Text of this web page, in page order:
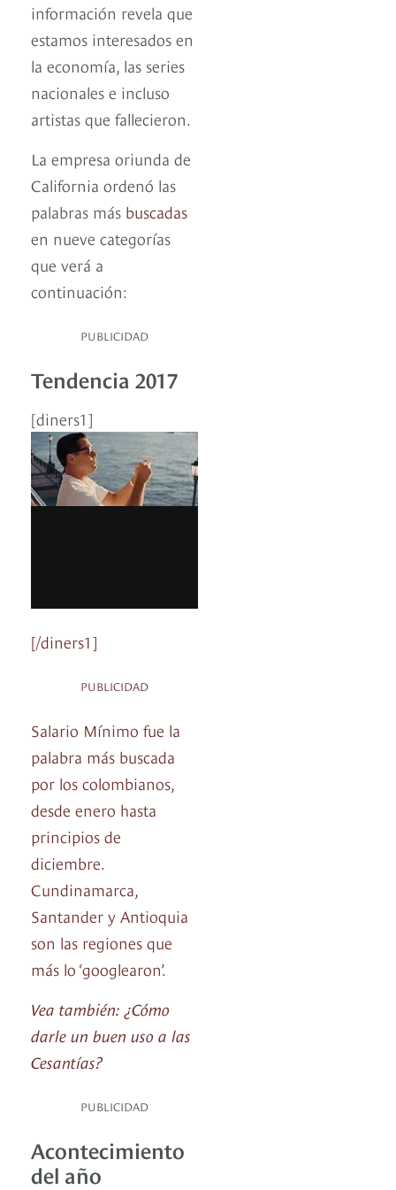
información revela que
estamos interesados en
la economía, las series
nacionales e incluso
artistas que fallecieron.
La empresa oriunda de
California ordenó las
palabras más buscadas
en nueve categorías
que verá a
continuación:
PUBLICIDAD
Tendencia 2017
[diners1]
[/diners1]
PUBLICIDAD
Salario Mínimo fue la
palabra más buscada
por los colombianos,
desde enero hasta
principios de
diciembre.
Cundinamarca,
Santander y Antioquia
son las regiones que
más lo ‘googlearon’.
Vea también: ¿Cómo
darle un buen uso a las
Cesantías?
PUBLICIDAD
Acontecimiento
del año